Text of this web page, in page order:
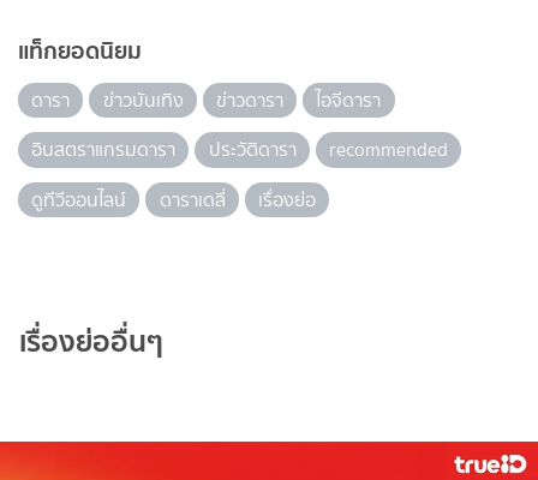
แท็กยอดนิยม
ดารา ข่าวบันเทิง ข่าวดารา
ไอจีดารา
อินสตราแกรมดารา
ประวัติดารา
recommended
ดูทีวีออนไลน์
ดาราเดลี่ เรื่องย่อ
เรื่องย่ออื่นๆ